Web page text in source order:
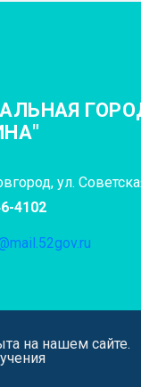
ул.
4102
на нашем сайте.